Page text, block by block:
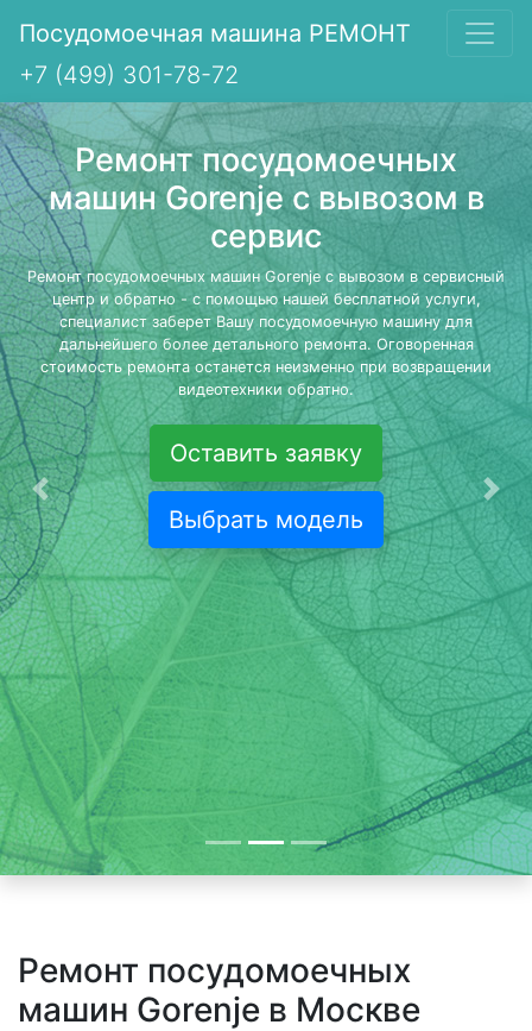
Посудомоечная машина РЕМОНТ
+7 (499) 301-78-72
Ремонт посудомоечных
машин Gorenje с вывозом в
сервис
Ремонт посудомоечных машин Gorenje с вывозом в сервисный
центр и обратно - с помощью нашей бесплатной услуги,
специалист заберет Вашу посудомоечную машину для
дальнейшего более детального ремонта. Оговоренная
стоимость ремонта останется неизменно при возвращении
видеотехники обратно.
Оставить заявку
Выбрать модель
Предыдущая
Ремонт посудомоечных
машин Gorenje в Москве